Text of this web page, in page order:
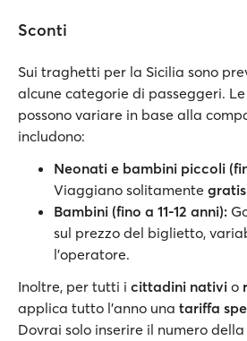
Sconti
Sui traghetti per la Sicilia sono
alcune categorie di passeggeri.
possono variare in base alla
includono:
Neonati e bambini piccoli
Viaggiano solitamente gratis
Bambini (fino a 11-12 anni):
sul prezzo del biglietto,
l’operatore.
Inoltre, per tutti i cittadini nativi o
applica tutto l’anno una tariffa
Dovrai solo inserire il numero